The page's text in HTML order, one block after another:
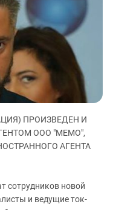
ПАЛЕСТИНУ
В ЧЕЧНЕ
АКТИВИСТОВ
И ПРОТЕСТЫ
ПРОИЗВЕДЕН И
ООО "МЕМО",
АГЕНТА
сотрудников новой
и ведущие ток-